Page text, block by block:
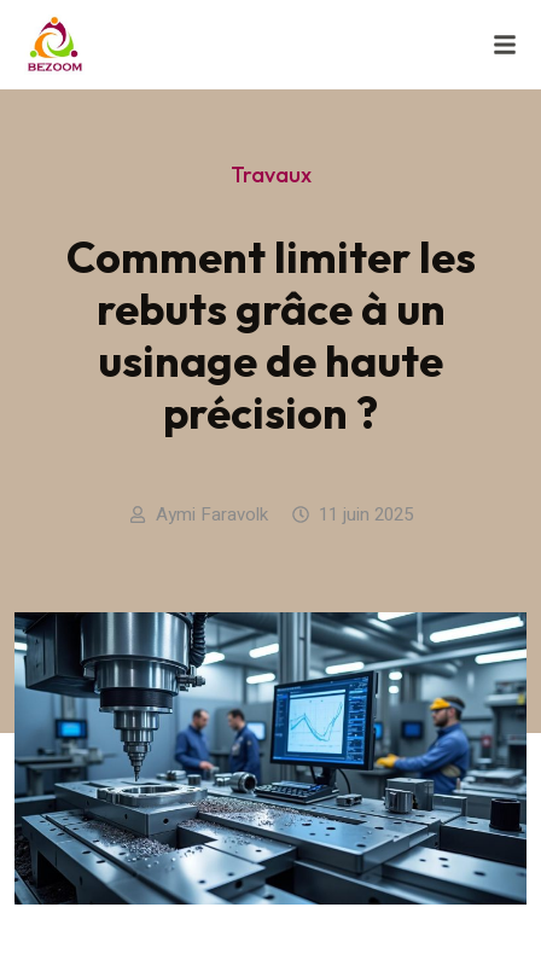
Travaux
Comment limiter les
rebuts grâce à un
usinage de haute
précision ?
Aymi Faravolk 11 juin 2025